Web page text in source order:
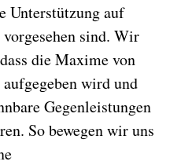
Unterstützung auf
sind. Wir
die Maxime von
wird und
Gegenleistungen
So bewegen wir uns